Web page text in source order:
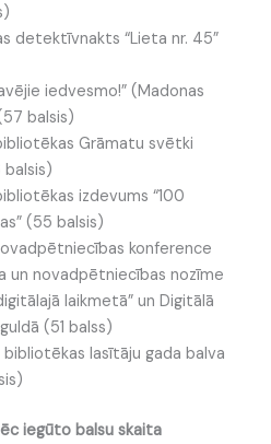
detektīvnakts “Lieta nr. 45”
iedvesmo!” (Madonas
balsis)
Grāmatu svētki
izdevums “100
(55 balsis)
konference
un novadpētniecības nozīme
laikmetā” un Digitālā
(51 balss)
lasītāju gada balva
iegūto balsu skaita